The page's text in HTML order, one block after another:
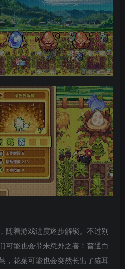
随着游戏进度逐步解锁。不过别
可能也会带来意外之喜！普通白
，花菜可能也会突然长出了猫耳